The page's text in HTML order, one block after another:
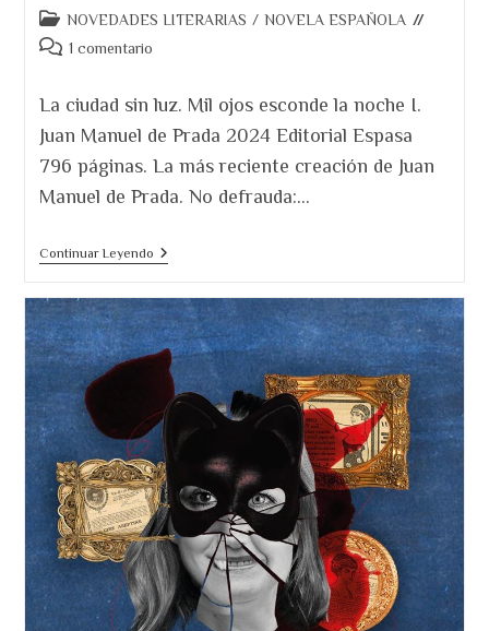
Categoría
de
NOVEDADES LITERARIAS / NOVELA ESPAÑOLA
Comentarios
entrada:
1 comentario
La ciudad sin luz. Mil ojos esconde la noche I.
Juan Manuel de Prada 2024 Editorial Espasa
796 páginas. La más reciente creación de Juan
Manuel de Prada. No defrauda:…
Continuar Leyendo«La
Luz»
Juan
Manuel
De
Prada.
Mejor
Novela
Del
Año.